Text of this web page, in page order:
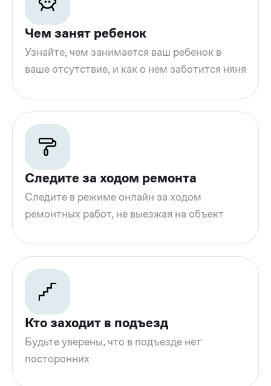
Чем занят ребенок
Узнайте, чем занимается ваш ребенок в
ваше отсутствие, и как о нем заботится няня
Следите за ходом ремонта
Следите в режиме онлайн за ходом
ремонтных работ, не выезжая на объект
Кто заходит в подъезд
Будьте уверены, что в подъезде нет
посторонних